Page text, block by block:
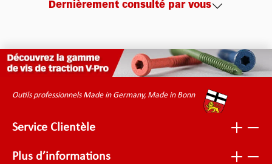
Dernièrement consulté par vous
Outils professionnels Made in Germany, Made in Bonn
Service Clientèle
Plus d’informations